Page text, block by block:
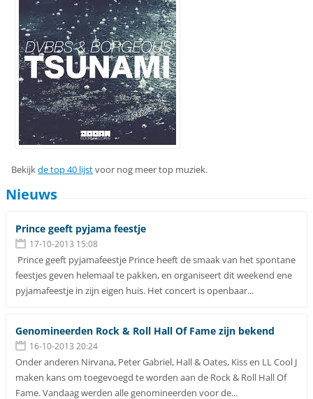
Bekijkde top 40 lijstvoor nog meer top muziek.
Nieuws
Prince geeft pyjama feestje
17-10-2013 15:08
Prince geeft pyjamafeestje Prince heeft de smaak van het spontane
feestjes geven helemaal te pakken, en organiseert dit weekend ene
pyjamafeestje in zijn eigen huis. Het concert is openbaar...
Genomineerden Rock & Roll Hall Of Fame zijn bekend
16-10-2013 20:24
Onder anderen Nirvana, Peter Gabriel, Hall & Oates, Kiss en LL Cool J
maken kans om toegevoegd te worden aan de Rock & Roll Hall Of
Fame. Vandaag werden alle genomineerden voor de...